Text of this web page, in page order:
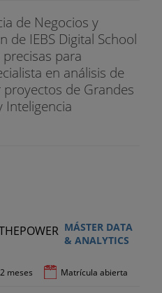
el valor de la ciencia y
que hagamos de ella.
a poner tu talento al
con propósito, para
mejor.
y podemos convertir las
de cambiar el
Por ello ponemos a tu
y ayudas
hasta el
de Negocios y
de IEBS Digital School
para
en análisis de
de Grandes
Inteligencia
MÁSTER DATA
& ANALYTICS
meses Matrícula abierta